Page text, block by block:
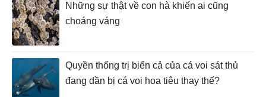
Những sự thật về con hà khiến ai cũng
choáng váng
Quyền thống trị biển cả của cá voi sát thủ
đang dần bị cá voi hoa tiêu thay thế?